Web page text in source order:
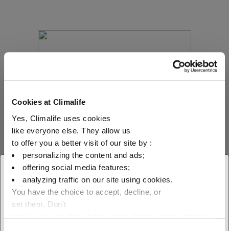
Cookies at Climalife
Yes, Climalife uses cookies
like everyone else. They allow us
to offer you a better visit of our site by :
personalizing the content and ads;
offering social media features;
analyzing traffic on our site using cookies.
You have the choice to accept, decline, or
set them. Don't
× Bezár
Adja meg tartózkodási helyét
Az egyik gyártó a Keyter, aki a közelmúltban
bemutatta Helvetia scroll folyadékhűtőit az új
Danfoss DSG scroll kompresszorokkal,